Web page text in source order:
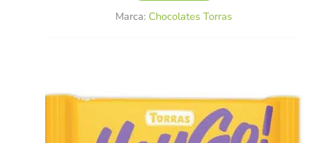
Marca: Chocolates Torras